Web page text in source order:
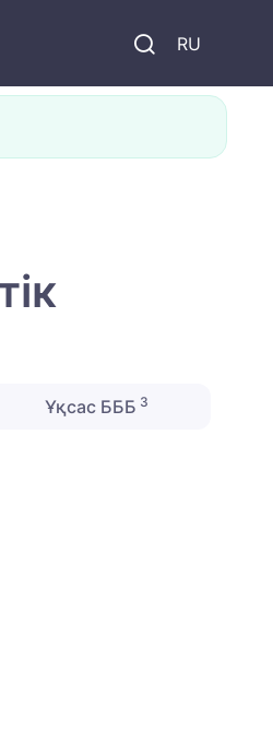
RU
Ұқсас БББ 3